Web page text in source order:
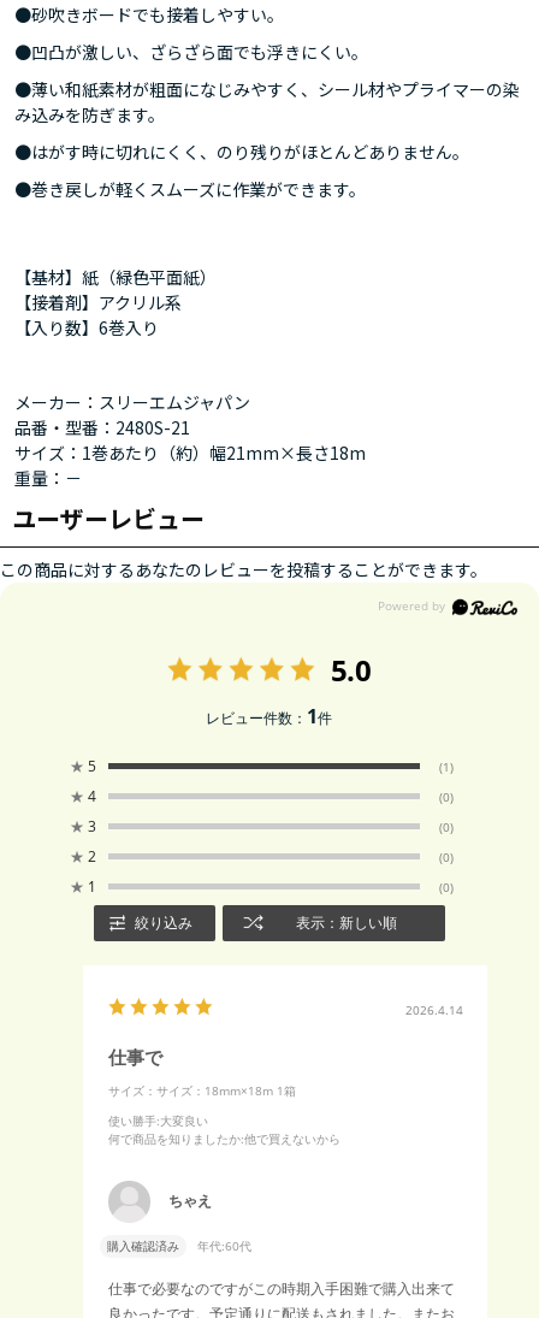
●砂吹きボードでも接着しやすい。
●凹凸が激しい、ざらざら面でも浮きにくい。
●薄い和紙素材が粗面になじみやすく、シール材やプライマーの染
み込みを防ぎます。
●はがす時に切れにくく、のり残りがほとんどありません。
●巻き戻しが軽くスムーズに作業ができます。
【基材】紙（緑色平面紙）
【接着剤】アクリル系
【入り数】6巻入り
メーカー：スリーエムジャパン
品番・型番：2480S-21
サイズ：1巻あたり（約）幅21mm×長さ18m
重量：－
ユーザーレビュー
この商品に対するあなたのレビューを投稿することができます。
5.0
レビュー件数： 1件
★ 5 (1)
★ 4 (0)
★ 3 (0)
★ 2 (0)
★ 1 (0)
絞り込み 表示：新しい順
2026.4.14
仕事で
サイズ：サイズ：18mm×18m 1箱
使い勝手:大変良い
何で商品を知りましたか:他で買えないから
ちゃえ
購入確認済み 年代:60代
仕事で必要なのですがこの時期入手困難で購入出来て